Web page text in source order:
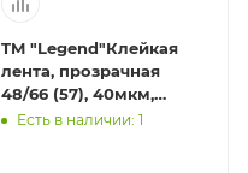
TM "Legend"Клейкая
лента, прозрачная
48/66 (57), 40мкм,
(СК-0641)
Есть в наличии: 1